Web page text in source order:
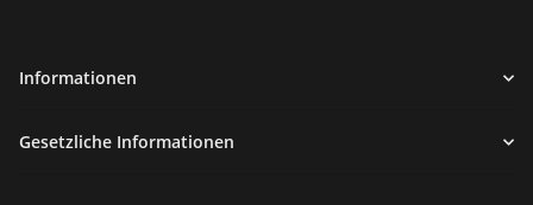
Informationen
Gesetzliche Informationen